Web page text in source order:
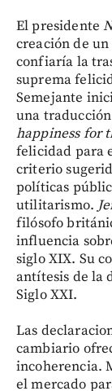
El presidente
creación de
confiaría la
suprema
Semejante
una
happiness for
felicidad para
criterio
políticas
utilitarismo.
filósofo
influencia
siglo XIX. Su
antítesis de la
Siglo XXI.
Las
cambiario
incoherencia.
el mercado